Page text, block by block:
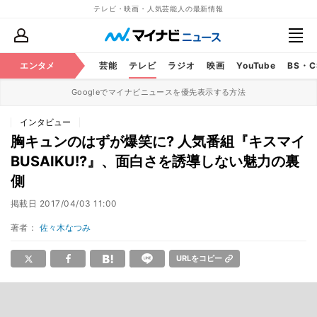
テレビ・映画・人気芸能人の最新情報
エンタメ 芸能 テレビ ラジオ 映画 YouTube BS・
Googleでマイナビニュースを優先表示する方法
インタビュー
胸キュンのはずが爆笑に? 人気番組『キスマイ
BUSAIKU!?』、面白さを誘導しない魅力の裏
側
掲載日 2017/04/03 11:00
著者： 佐々木なつみ
URLをコピー